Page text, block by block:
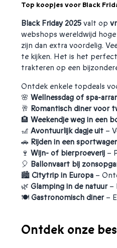
Top koopjes voor Black
Black Friday 2025 valt op
webshops wereldwijd
zijn dan extra voordelig.
te kijken. Het is het
trakteren op een
Ontdek enkele topdeals
🌸 Wellnessdag of spa-
🥂 Romantisch diner voor
🏨 Weekendje weg in een
🎢 Avontuurlijk dagje uit –
🚗 Rijden in een
🍷 Wijn- of bierproeverij –
🎈 Ballonvaart bij
🏙️ Citytrip in Europa –
🌿 Glamping in de natuur–
🍽️ Gastronomisch diner–
Ontdek onze